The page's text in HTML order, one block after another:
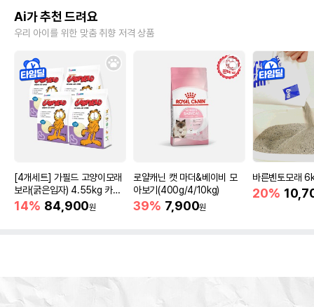
Ai가 추천 드려요
우리 아이를 위한 맞춤 취향 저격 상품
[4개세트] 가필드 고양이모래
보라(굵은입자) 4.55kg 카사
바모래
14% 84,900원
로얄캐닌 캣 마더&베이비 모
아보기(400g/4/10kg)
39% 7,900원
바른벤토모래
20%